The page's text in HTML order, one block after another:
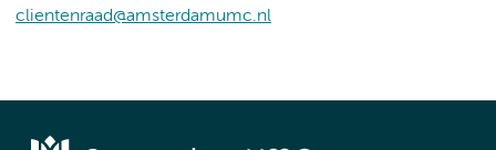
clientenraad@amsterdamumc.nl